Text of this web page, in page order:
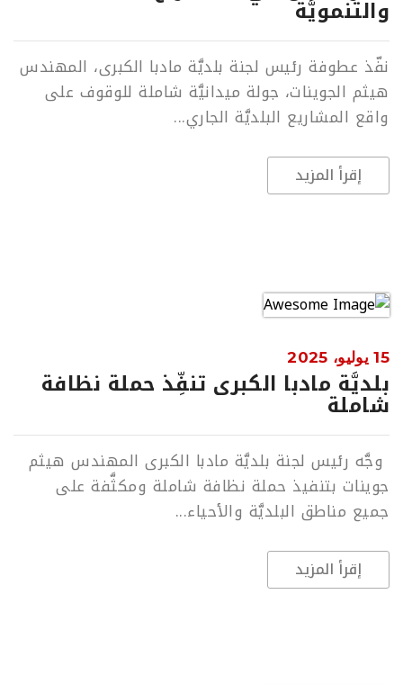
والتنمويَّة
نفّذ عطوفة رئيس لجنة بلديَّة مادبا الكبرى، المهندس
هيثم الجوينات، جولة ميدانيَّة شاملة للوقوف على
واقع المشاريع البلديَّة الجاري...
إقرأ المزيد
15 يوليو، 2025
بلديَّة مادبا الكبرى تنفِّذ حملة نظافة
شاملة
وجَّه رئيس لجنة بلديَّة مادبا الكبرى المهندس هيثم
جوينات بتنفيذ حملة نظافة شاملة ومكثَّفة على
جميع مناطق البلديَّة والأحياء...
إقرأ المزيد